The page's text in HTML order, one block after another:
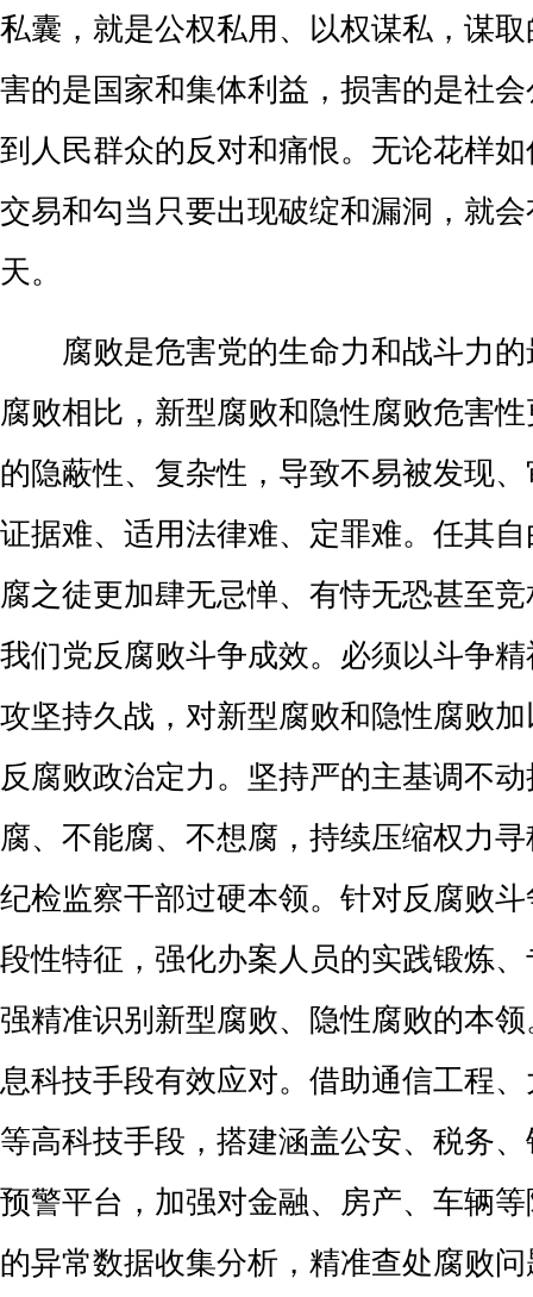
私囊，就是公权私用、以权谋私，谋
害的是国家和集体利益，损害的是社
到人民群众的反对和痛恨。无论花样
交易和勾当只要出现破绽和漏洞，就
天。
腐败是危害党的生命力和战斗力
腐败相比，新型腐败和隐性腐败危害
的隐蔽性、复杂性，导致不易被发现
证据难、适用法律难、定罪难。任其
腐之徒更加肆无忌惮、有恃无恐甚至
我们党反腐败斗争成效。必须以斗争
攻坚持久战，对新型腐败和隐性腐败
反腐败政治定力。坚持严的主基调不
腐、不能腐、不想腐，持续压缩权力
纪检监察干部过硬本领。针对反腐败
段性特征，强化办案人员的实践锻炼
强精准识别新型腐败、隐性腐败的本
息科技手段有效应对。借助通信工程
等高科技手段，搭建涵盖公安、税务
预警平台，加强对金融、房产、车辆
的异常数据收集分析， 精准查处腐败问